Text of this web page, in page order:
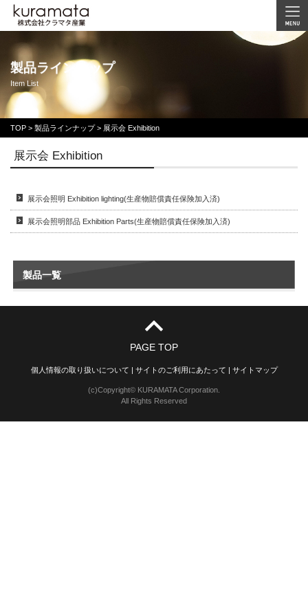
製品ラインナップ
Item List
TOP > 製品ラインナップ > 展示会 Exhibition
展示会 Exhibition
展示会照明 Exhibition lighting(生産物賠償責任保険加入済)
展示会照明部品 Exhibition Parts(生産物賠償責任保険加入済)
製品一覧
PAGE TOP
個人情報の取り扱いについて | サイトのご利用にあたって | サイトマップ
(c)Copyright© KURAMATA Corporation.
All Rights Reserved